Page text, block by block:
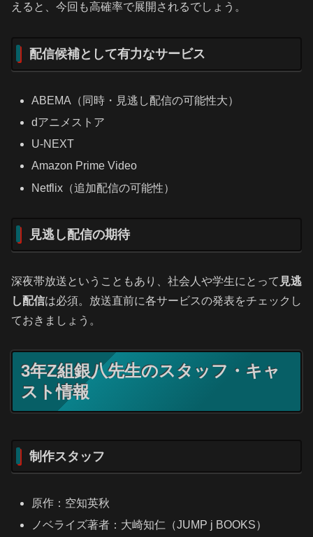
えると、今回も高確率で展開されるでしょう。
配信候補として有力なサービス
ABEMA（同時・見逃し配信の可能性大）
dアニメストア
U-NEXT
Amazon Prime Video
Netflix（追加配信の可能性）
見逃し配信の期待
深夜帯放送ということもあり、社会人や学生にとって 見逃
し配信は必須。放送直前に各サービスの発表をチェックし
ておきましょう。
3年Z組銀八先生のスタッフ・キャ
スト情報
制作スタッフ
原作：空知英秋
ノベライズ著者：大崎知仁（JUMP j BOOKS）